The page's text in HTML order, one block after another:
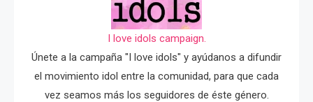
I love idols campaign.
Únete a la campaña "I love idols" y ayúdanos a difundir
el movimiento idol entre la comunidad, para que cada
vez seamos más los seguidores de éste género.